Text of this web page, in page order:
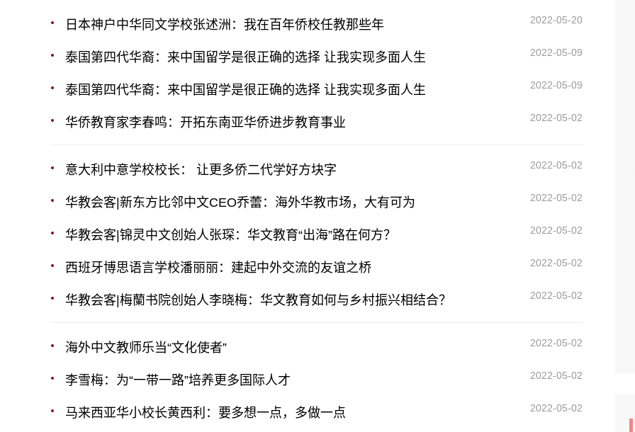
日本神户中华同文学校张述洲：我在百年侨校任教那些年 2022-05-20
泰国第四代华裔：来中国留学是很正确的选择 让我实现多面人生 2022-05-09
泰国第四代华裔：来中国留学是很正确的选择 让我实现多面人生 2022-05-09
华侨教育家李春鸣：开拓东南亚华侨进步教育事业 2022-05-02
意大利中意学校校长： 让更多侨二代学好方块字 2022-05-02
华教会客|新东方比邻中文CEO乔蕾：海外华教市场，大有可为 2022-05-02
华教会客|锦灵中文创始人张琛：华文教育“出海”路在何方？ 2022-05-02
西班牙博思语言学校潘丽丽：建起中外交流的友谊之桥 2022-05-02
华教会客|梅蘭书院创始人李晓梅：华文教育如何与乡村振兴相结合？ 2022-05-02
海外中文教师乐当“文化使者” 2022-05-02
李雪梅：为“一带一路”培养更多国际人才 2022-05-02
马来西亚华小校长黄西利：要多想一点，多做一点 2022-05-02